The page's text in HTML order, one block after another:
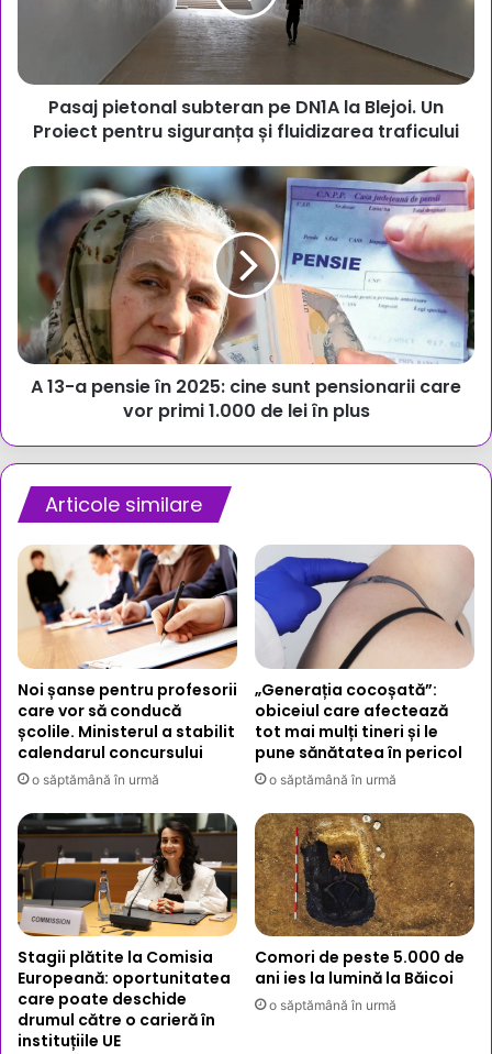
Proiect
pentru
siguranța
fluidizarea
traficului
Pasaj pietonal subteran pe DN1A la Blejoi. Un
Proiect pentru siguranța și fluidizarea traficului
A
pensie
2025:
cine
sunt
pensionarii
care
lei
în
plus
A 13-a pensie în 2025: cine sunt pensionarii care
vor primi 1.000 de lei în plus
Articole similare
Noi șanse pentru profesorii
care vor să conducă
școlile. Ministerul a stabilit
calendarul concursului
o săptămână în urmă
„Generația cocoșată”:
obiceiul care afectează
tot mai mulți tineri și le
pune sănătatea în pericol
o săptămână în urmă
Stagii plătite la Comisia
Europeană: oportunitatea
care poate deschide
drumul către o carieră în
instituțiile UE
Comori de peste 5.000 de
ani ies la lumină la Băicoi
o săptămână în urmă